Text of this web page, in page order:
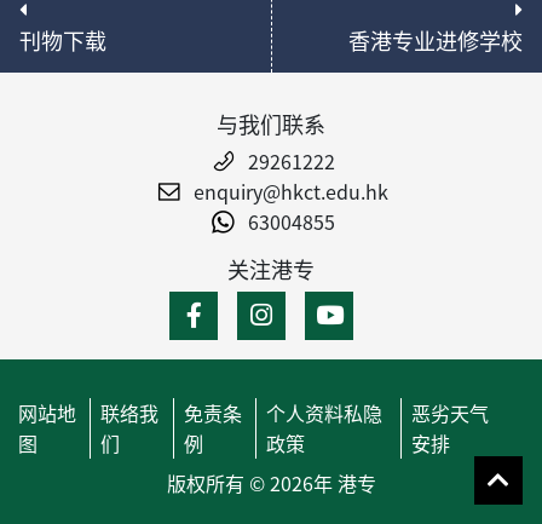
刊物下载 香港专业进修学校
与我们联系
29261222
enquiry@hkct.edu.hk
63004855
关注港专
网站地
图
联络我
们
免责条
例
个人资料私隐
政策
恶劣天气
安排
版权所有 © 2026年 港专